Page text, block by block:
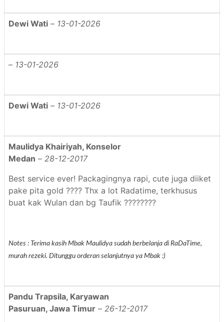
Dewi Wati – 13-01-2026
– 13-01-2026
Dewi Wati – 13-01-2026
Maulidya Khairiyah, Konselor
Medan – 28-12-2017
Best service ever! Packagingnya rapi, cute juga diiket
pake pita gold ???? Thx a lot Radatime, terkhusus
buat kak Wulan dan bg Taufik ????????
Notes : Terima kasih Mbak Maulidya sudah berbelanja di RaDaTime,
murah rezeki. Ditunggu orderan selanjutnya ya Mbak :)
Pandu Trapsila, Karyawan
Pasuruan, Jawa Timur – 26-12-2017